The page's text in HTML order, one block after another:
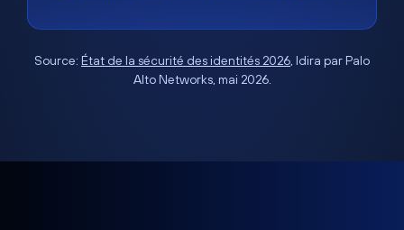
Source: État de la sécurité des identités 2026, Idira par Palo
Alto Networks, mai 2026.